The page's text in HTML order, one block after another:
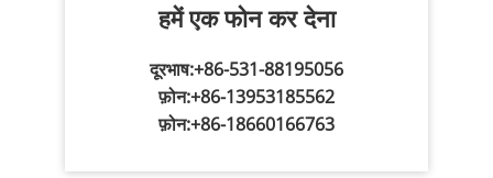
हमें एक फोन कर देना
दूरभाष:+86-531-88195056
फ़ोन:+86-13953185562
फ़ोन:+86-18660166763